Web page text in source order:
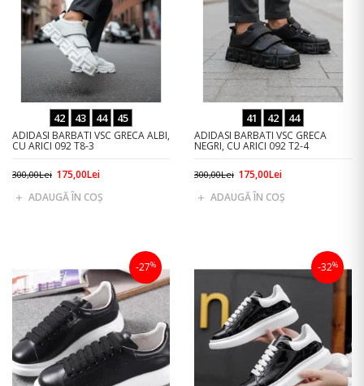
42 43 44 45
ADIDASI BARBATI VSC GRECA ALBI,
CU ARICI 092 T8-3
300,00Lei 175,00Lei
ADAUGĂ ÎN COŞ
41 42 44
ADIDASI BARBATI VSC GRECA
NEGRI, CU ARICI 092 T2-4
300,00Lei 175,00Lei
ADAUGĂ ÎN COŞ
-27% -32%